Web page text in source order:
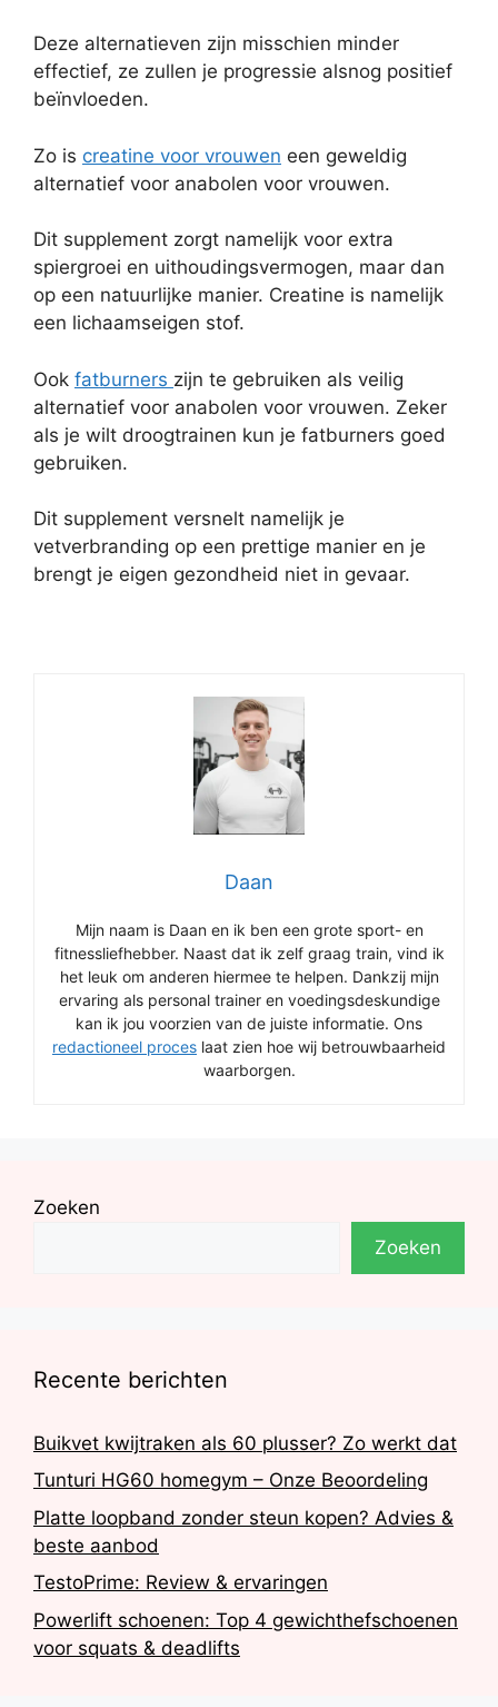
Deze alternatieven zijn misschien minder
effectief, ze zullen je progressie alsnog positief
beïnvloeden.
Zo is creatine voor vrouwen een geweldig
alternatief voor anabolen voor vrouwen.
Dit supplement zorgt namelijk voor extra
spiergroei en uithoudingsvermogen, maar dan
op een natuurlijke manier. Creatine is namelijk
een lichaamseigen stof.
Ook fatburners zijn te gebruiken als veilig
alternatief voor anabolen voor vrouwen. Zeker
als je wilt droogtrainen kun je fatburners goed
gebruiken.
Dit supplement versnelt namelijk je
vetverbranding op een prettige manier en je
brengt je eigen gezondheid niet in gevaar.
Daan
Mijn naam is Daan en ik ben een grote sport- en
fitnessliefhebber. Naast dat ik zelf graag train, vind ik
het leuk om anderen hiermee te helpen. Dankzij mijn
ervaring als personal trainer en voedingsdeskundige
kan ik jou voorzien van de juiste informatie. Ons
redactioneel proces laat zien hoe wij betrouwbaarheid
waarborgen.
Zoeken
Zoeken
Recente berichten
Buikvet kwijtraken als 60 plusser? Zo werkt dat
Tunturi HG60 homegym – Onze Beoordeling
Platte loopband zonder steun kopen? Advies &
beste aanbod
TestoPrime: Review & ervaringen
Powerlift schoenen: Top 4 gewichthefschoenen
voor squats & deadlifts